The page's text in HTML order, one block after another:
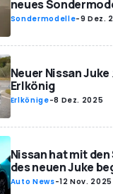
neues
Sondermodelle-9 Dez.
Neuer Nissan
Erlkönig
Erlkönige-8 Dez. 2025
Nissan hat mit
des neuen Juke
Auto News-12 Nov. 2025